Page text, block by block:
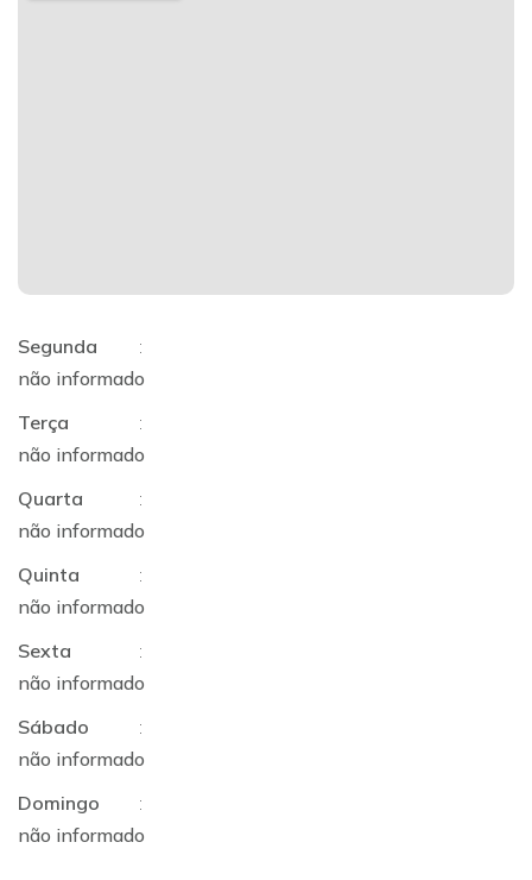
Segunda
:
não informado
Terça
:
não informado
Quarta
:
não informado
Quinta
:
não informado
Sexta
:
não informado
Sábado
:
não informado
Domingo
:
não informado